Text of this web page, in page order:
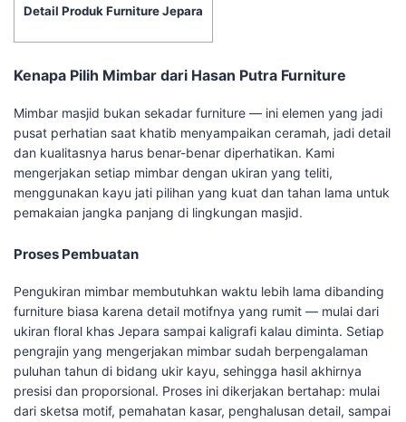
Detail Produk Furniture Jepara
Kenapa Pilih Mimbar dari Hasan Putra Furniture
Mimbar masjid bukan sekadar furniture — ini elemen yang jadi
pusat perhatian saat khatib menyampaikan ceramah, jadi detail
dan kualitasnya harus benar-benar diperhatikan. Kami
mengerjakan setiap mimbar dengan ukiran yang teliti,
menggunakan kayu jati pilihan yang kuat dan tahan lama untuk
pemakaian jangka panjang di lingkungan masjid.
Proses Pembuatan
Pengukiran mimbar membutuhkan waktu lebih lama dibanding
furniture biasa karena detail motifnya yang rumit — mulai dari
ukiran floral khas Jepara sampai kaligrafi kalau diminta. Setiap
pengrajin yang mengerjakan mimbar sudah berpengalaman
puluhan tahun di bidang ukir kayu, sehingga hasil akhirnya
presisi dan proporsional. Proses ini dikerjakan bertahap: mulai
dari sketsa motif, pemahatan kasar, penghalusan detail, sampai